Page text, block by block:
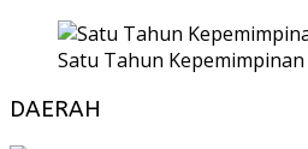
Satu Tahun
DAERAH